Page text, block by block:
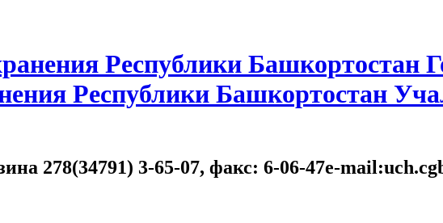
Республики Башкортостан
Республики Башкортостан
278(34791) 3-65-07, факс: 6-06-47e-